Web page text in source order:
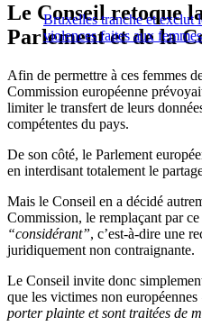
Bruxelles tranche et exclut
violences faites aux femmes
Le Conseil retoque
Parlement et de la
Afin de permettre à ces femmes
Commission européenne
limiter le transfert de leurs
compétentes du pays.
De son côté, le Parlement
en interdisant totalement le
Mais le Conseil en a décidé
Commission, le remplaçant par
“considérant”, c’est-à-dire une
juridiquement non contraignante.
Le Conseil invite donc
que les victimes non européennes
porter plainte et sont traitées de